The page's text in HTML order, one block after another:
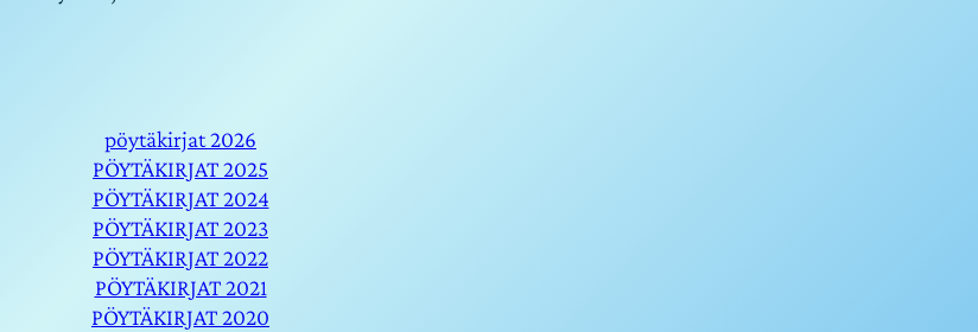
pöytäkirjat 2026
PÖYTÄKIRJAT 2025
PÖYTÄKIRJAT 2024
PÖYTÄKIRJAT 2023
PÖYTÄKIRJAT 2022
PÖYTÄKIRJAT 2021
PÖYTÄKIRJAT 2020